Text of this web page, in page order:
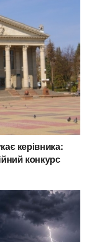
керівника:
конкурс